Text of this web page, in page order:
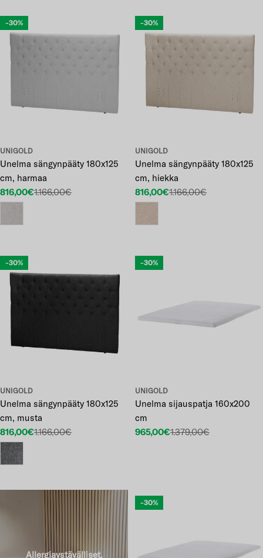
-30%
UNIGOLD
Unelma sängynpääty 180x125
cm, harmaa
Etuhinta
816,00€
Normaalihinta
1.166,00€
-30%
UNIGOLD
Unelma sängynpääty 180x125
cm, hiekka
Etuhinta
816,00€
Normaalihinta
1.166,00€
-30%
UNIGOLD
Unelma sängynpääty 180x125
cm, musta
Etuhinta
816,00€
Normaalihinta
1.166,00€
-30%
UNIGOLD
Unelma sijauspatja 160x200
cm
Etuhinta
965,00€
Normaalihinta
1.379,00€
Allergiaystävälliset,
-30%